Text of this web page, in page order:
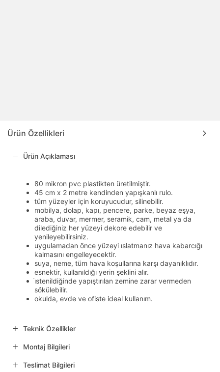
Ürün Özellikleri
Ürün Açıklaması
80 mikron pvc plastikten üretilmiştir.
45 cm x 2 metre kendinden yapışkanlı rulo.
tüm yüzeyler için koruyucudur, silinebilir.
mobilya, dolap, kapı, pencere, parke, beyaz eşya,
araba, duvar, mermer, seramik, cam, metal ya da
dilediğiniz her yüzeyi dekore edebilir ve
yenileyebilirsiniz.
uygulamadan önce yüzeyi ıslatmanız hava kabarcığı
kalmasını engelleyecektir.
suya, neme, tüm hava koşullarına karşı dayanıklıdır.
esnektir, kullanıldığı yerin şeklini alır.
i̇stenildiğinde yapıştırılan zemine zarar vermeden
sökülebilir.
okulda, evde ve ofiste ideal kullanım.
Teknik Özellikler
Montaj Bilgileri
Teslimat Bilgileri